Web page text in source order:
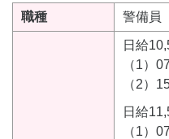
職種 警備員
日給
（1）
（2）
日給
（1）